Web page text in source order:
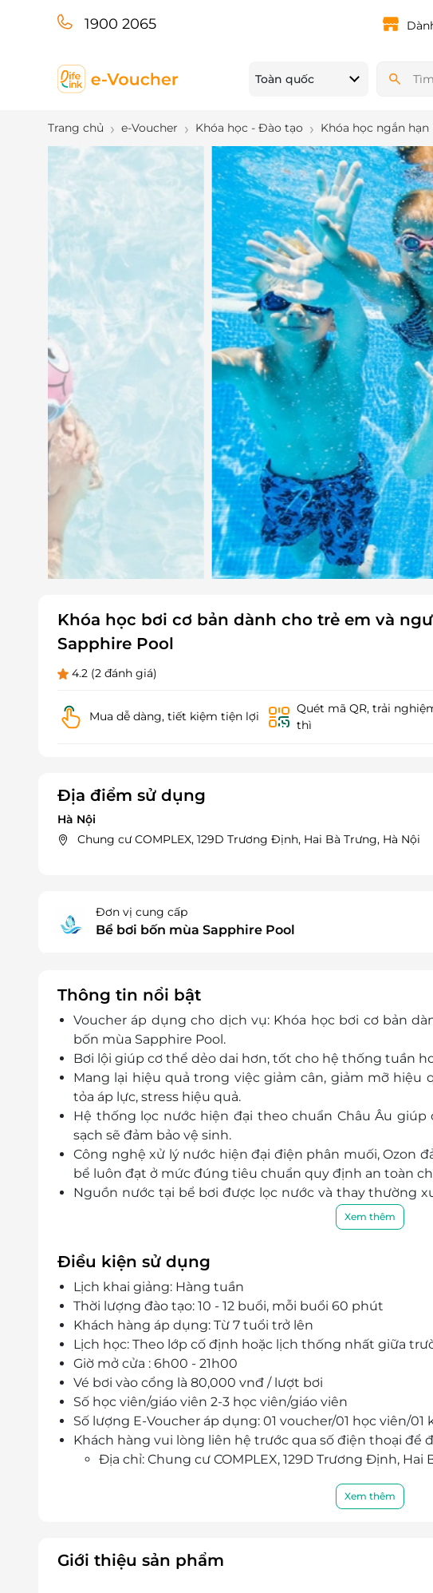
1900 2065
Toàn quốc
Trang chủ e-Voucher Khóa học - Đào tạo Khóa học ngắn hạn
Khóa học bơi cơ bản dành cho trẻ em và
Sapphire Pool
4.2 (2 đánh giá)
Mua dễ dàng, tiết kiệm tiện lợi
Quét mã QR, trải
thì
Địa điểm sử dụng
Hà Nội
Chung cư COMPLEX, 129D Trương Định, Hai Bà Trưng, Hà Nội
Đơn vị cung cấp
Bể bơi bốn mùa Sapphire Pool
Thông tin nổi bật
Voucher áp dụng cho dịch vụ: Khóa học bơi cơ bản
bốn mùa Sapphire Pool.
Bơi lội giúp cơ thể dẻo dai hơn, tốt cho hệ thống tuần
Mang lại hiệu quả trong việc giảm cân, giảm mỡ hiệu
tỏa áp lực, stress hiệu quả.
Hệ thống lọc nước hiện đại theo chuẩn Châu Âu
sạch sẽ đảm bảo vệ sinh.
Công nghệ xử lý nước hiện đại điện phân muối, Ozon
bể luôn đạt ở mức đúng tiêu chuẩn quy định an toàn
Nguồn nước tại bể bơi được lọc nước và thay thường
sinh khiến khách bơi lội vô cùng yên tâm, thoải mái khi
Đội ngũ huấn luyện viên chuyên nghiệp, có trình độ
Xem thêm
Điều kiện sử dụng
Lịch khai giảng: Hàng tuần
Thời lượng đào tạo: 10 - 12 buổi, mỗi buổi 60 phút
Khách hàng áp dụng: Từ 7 tuổi trở lên
Lịch học: Theo lớp cố định hoặc lịch thống nhất giữa
Giờ mở cửa : 6h00 - 21h00
Vé bơi vào cổng là 80,000 vnđ / lượt bơi
Số học viên/giáo viên 2-3 học viên/giáo viên
Số lượng E-Voucher áp dụng: 01 voucher/01 học viên/01
Khách hàng vui lòng liên hệ trước qua số điện thoại để
Địa chỉ: Chung cư COMPLEX, 129D Trương Định, Hai
Không có giá trị quy đổi thành tiền mặt, không trả lại
Xem thêm
Giới thiệu sản phẩm